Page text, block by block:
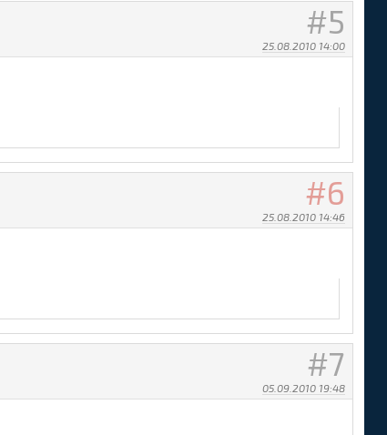
5
25.08.2010 14:00
6
25.08.2010 14:46
7
05.09.2010 19:48